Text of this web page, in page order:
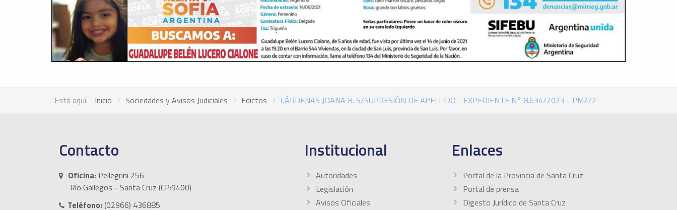
Está aquí: Inicio Sociedades y Avisos Judiciales Edictos CÁRDENAS JOANA B. S/SUPRESIÓN DE APELLIDO - EXPEDIENTE N° 8.634/2023 - PM2/2
Contacto
Oficina: Pellegrini 256
Río Gallegos - Santa Cruz (CP:9400)
Teléfono:(02966) 436885
Institucional
Autoridades
Legislación
Avisos Oficiales
Enlaces
Portal de la Provincia de Santa Cruz
Portal de prensa
Digesto Jurídico de Santa Cruz